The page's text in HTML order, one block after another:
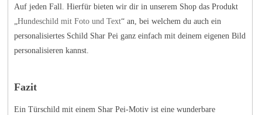
Auf jeden Fall. Hierfür bieten wir dir in unserem Shop das Produkt
„Hundeschild mit Foto und Text“ an, bei welchem du auch ein
personalisiertes Schild Shar Pei ganz einfach mit deinem eigenen Bild
personalisieren kannst.
Fazit
Ein Türschild mit einem Shar Pei-Motiv ist eine wunderbare